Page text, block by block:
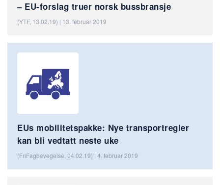
– EU-forslag truer norsk bussbransje
(YTF, 13.02.19) | 13. februar 2019
EUs mobilitetspakke: Nye transportregler
kan bli vedtatt neste uke
(FriFagbevegelse, 04.02.19) | 4. februar 2019